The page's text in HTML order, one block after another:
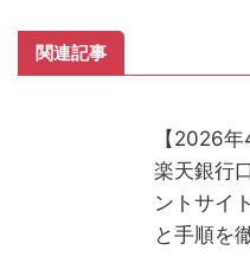
関連記事
【2026
楽天銀行
ントサイ
と手順を